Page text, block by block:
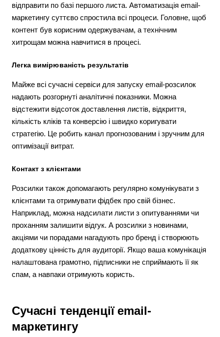
відправити по базі першого листа. Автоматизація email-
маркетингу суттєво спростила всі процеси. Головне, щоб
контент був корисним одержувачам, а технічним
хитрощам можна навчитися в процесі.
Легка вимірюваність результатів
Майже всі сучасні сервіси для запуску email-розсилок
надають розгорнуті аналітичні показники. Можна
відстежити відсоток доставлення листів, відкриття,
кількість кліків та конверсію і швидко коригувати
стратегію. Це робить канал прогнозованим і зручним для
оптимізації витрат.
Контакт з клієнтами
Розсилки також допомагають регулярно комунікувати з
клієнтами та отримувати фідбек про свій бізнес.
Наприклад, можна надсилати листи з опитуваннями чи
проханням залишити відгук. А розсилки з новинами,
акціями чи порадами нагадують про бренд і створюють
додаткову цінність для аудиторії. Якщо ваша комунікація
налаштована грамотно, підписники не сприймають її як
спам, а навпаки отримують користь.
Сучасні тенденції email-
маркетингу